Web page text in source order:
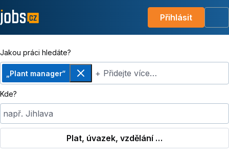
Přihlásit
Jakou práci hledáte?
„Plant manager“
Odebrat+ Přidejte více…
Kde?
např. Jihlava
Plat, úvazek, vzdělání …